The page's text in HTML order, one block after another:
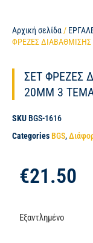
Αρχική σελίδα /
ΦΡΕΖΕΣ ΔΙΑΒΑΘΜΙΣΗΣ
ΣΕΤ ΦΡΕΖΕΣ
20MM 3
SKU BGS-1616
Categories BGS,
€21.50
Εξαντλημένο